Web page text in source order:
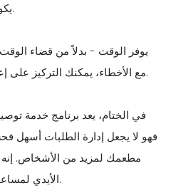
يكونون أكثر عرضة لتجربة مطعمك.
مع الأخطاء، يمكنك التركيز على إعداد طعام رائع والعناية بمطعمك.
في الختام، يعد برنامج خدمة
فهو لا يجعل إدارة الطلبات
مطعمك لمزيد من الأشخاص.
الأيدي لمساعدتك في جذب المزيد من العملاء.